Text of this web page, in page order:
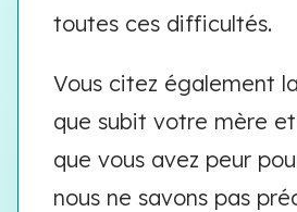
toutes ces difficultés.
Vous citez également
que subit votre mère
que vous avez peur
nous ne savons pas